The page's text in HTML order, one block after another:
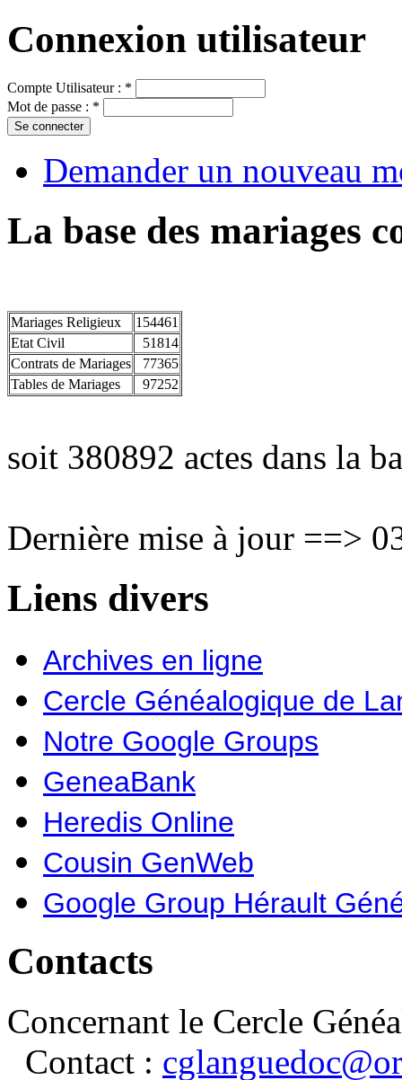
Connexion utilisateur
Compte Utilisateur : *
Mot de passe : *
Demander un nouveau
La base des mariages
Mariages Religieux
154461
Etat Civil
51814
Contrats de Mariages
77365
Tables de Mariages
97252
soit 380892 actes dans la
Dernière mise à jour ==>
Liens divers
Archives en ligne
Cercle Généalogique de
Notre Google Groups
GeneaBank
Heredis Online
Cousin GenWeb
Google Group Hérault
Contacts
Concernant le Cercle
Contact :